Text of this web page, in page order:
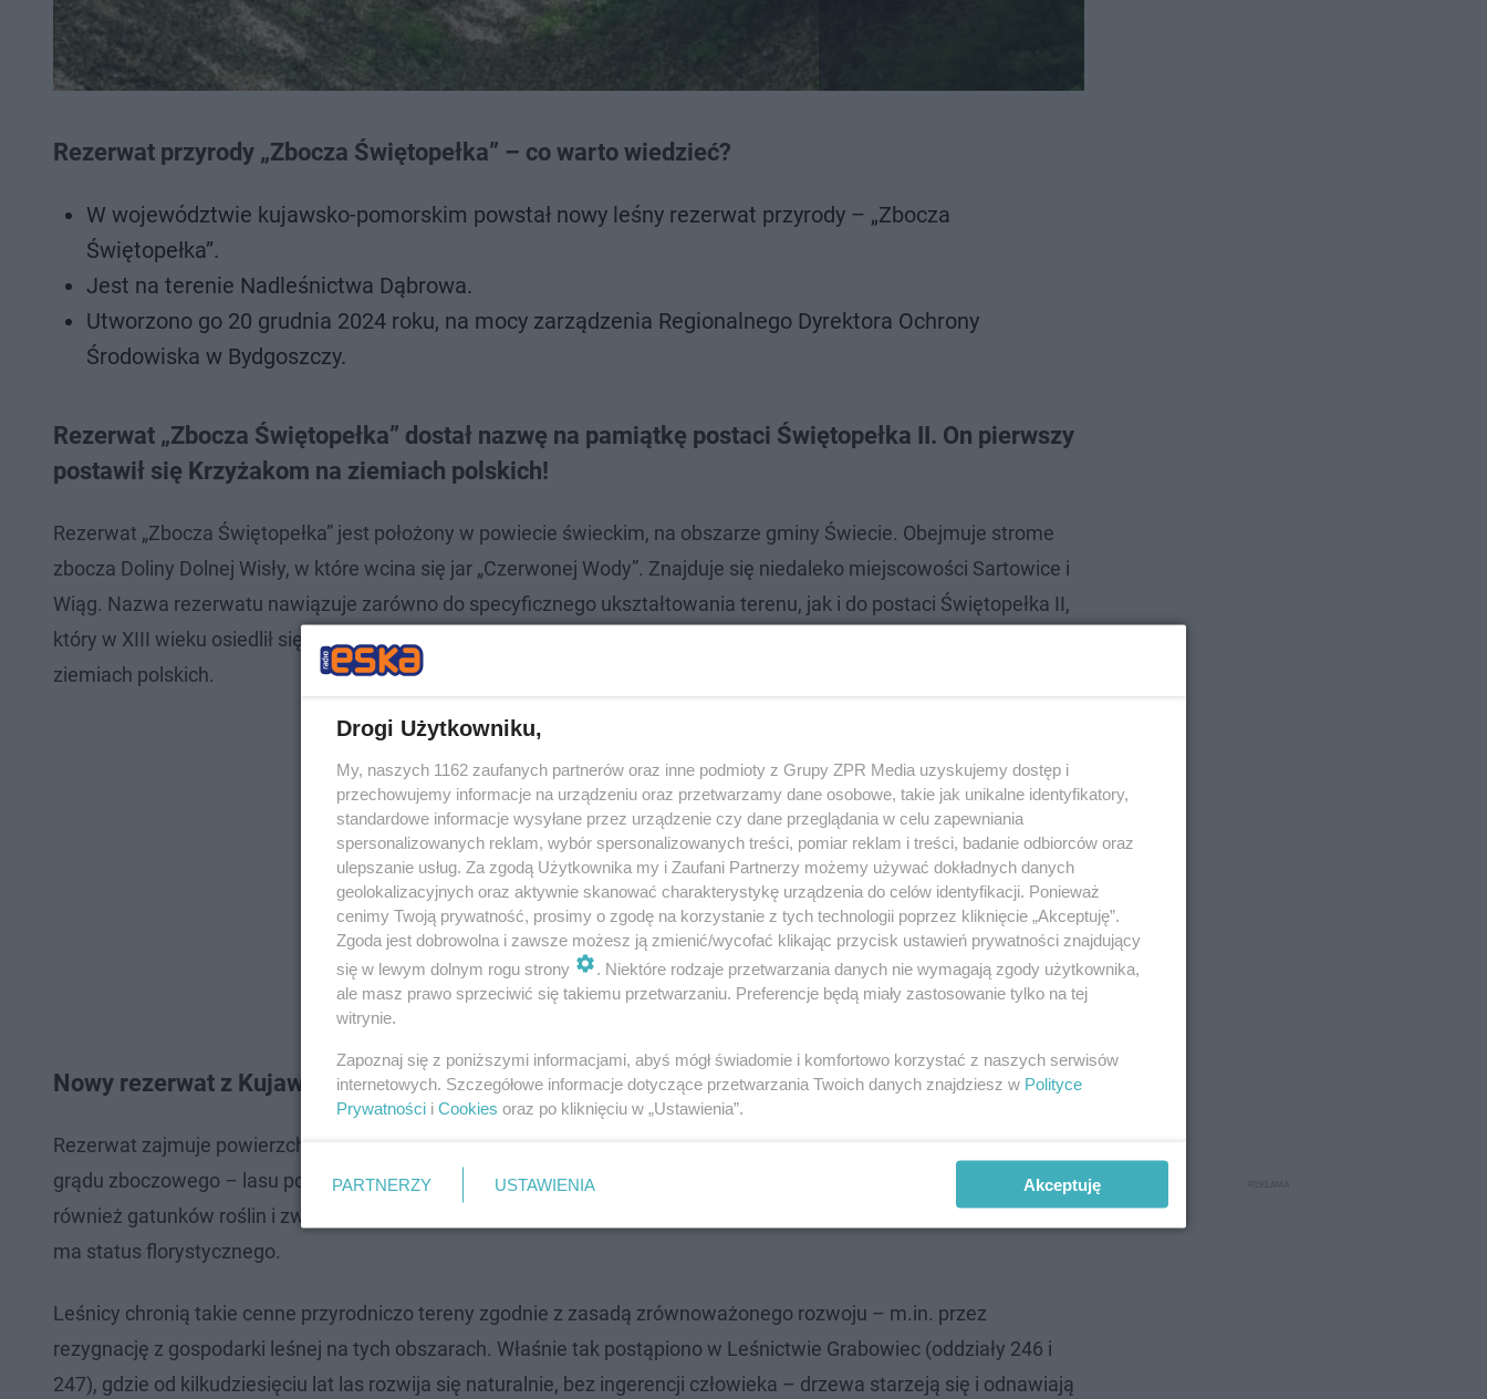
Rezerwat przyrody „Zbocza Świętopełka” – co warto wiedzieć?
W województwie kujawsko-pomorskim powstał nowy leśny rezerwat przyrody – „Zbocza
Świętopełka”.
Jest na terenie Nadleśnictwa Dąbrowa.
Utworzono go 20 grudnia 2024 roku, na mocy zarządzenia Regionalnego Dyrektora Ochrony
Środowiska w Bydgoszczy.
Rezerwat „Zbocza Świętopełka” dostał nazwę na pamiątkę postaci Świętopełka II. On pierwszy
postawił się Krzyżakom na ziemiach polskich!
Rezerwat „Zbocza Świętopełka” jest położony w powiecie świeckim, na obszarze gminy Świecie. Obejmuje strome
zbocza Doliny Dolnej Wisły, w które wcina się jar „Czerwonej Wody”. Znajduje się niedaleko miejscowości Sartowice i
Wiąg. Nazwa rezerwatu nawiązuje zarówno do specyficznego ukształtowania terenu, jak i do postaci Świętopełka II,
który w XIII wieku osiedlił się w pobliskich Sartowicach i jako pierwszy stawił opór zakonowi krzyżackiemu na
ziemiach polskich.
Nowy rezerwat z Kujawsko-Pomorskiem powstał, by chronić grąd zboczowy
Rezerwat zajmuje powierzchnię 31,52 ha, a otulina wokół niego liczy 136,73 ha. Utworzono go z myślą o ochronie
grądu zboczowego – lasu porastającego stoki doliny – oraz naturalnych procesów jego odnowy i starzenia się, jak
również gatunków roślin i zwierząt, które są z nim związane. Ze względu na charakter chronionych zasobów, rezerwat
ma status florystycznego.
Leśnicy chronią takie cenne przyrodniczo tereny zgodnie z zasadą zrównoważonego rozwoju – m.in. przez
rezygnację z gospodarki leśnej na tych obszarach. Właśnie tak postąpiono w Leśnictwie Grabowiec (oddziały 246 i
247), gdzie od kilkudziesięciu lat las rozwija się naturalnie, bez ingerencji człowieka – drzewa starzeją się i odnawiają
Drogi Użytkowniku,
My, naszych 1162 zaufanych partnerów oraz inne podmioty z Grupy ZPR Media uzyskujemy dostęp i
przechowujemy informacje na urządzeniu oraz przetwarzamy dane osobowe, takie jak unikalne identyfikatory,
standardowe informacje wysyłane przez urządzenie czy dane przeglądania w celu zapewniania
spersonalizowanych reklam, wybór spersonalizowanych treści, pomiar reklam i treści, badanie odbiorców oraz
ulepszanie usług. Za zgodą Użytkownika my i Zaufani Partnerzy możemy używać dokładnych danych
geolokalizacyjnych oraz aktywnie skanować charakterystykę urządzenia do celów identyfikacji. Ponieważ
cenimy Twoją prywatność, prosimy o zgodę na korzystanie z tych technologii poprzez kliknięcie „Akceptuję”.
Zgoda jest dobrowolna i zawsze możesz ją zmienić/wycofać klikając przycisk ustawień prywatności znajdujący
się w lewym dolnym rogu strony
. Niektóre rodzaje przetwarzania danych nie wymagają zgody użytkownika,
ale masz prawo sprzeciwić się takiemu przetwarzaniu. Preferencje będą miały zastosowanie tylko na tej
witrynie.
Zapoznaj się z poniższymi informacjami, abyś mógł świadomie i komfortowo korzystać z naszych serwisów
internetowych. Szczegółowe informacje dotyczące przetwarzania Twoich danych znajdziesz w Polityce
Prywatności i Cookies oraz po kliknięciu w „Ustawienia”.
PARTNERZY USTAWIENIA Akceptuję